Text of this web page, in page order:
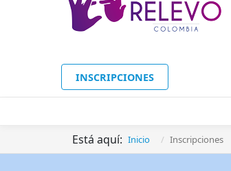
INSCRIPCIONES
Está aquí: Inicio Inscripciones